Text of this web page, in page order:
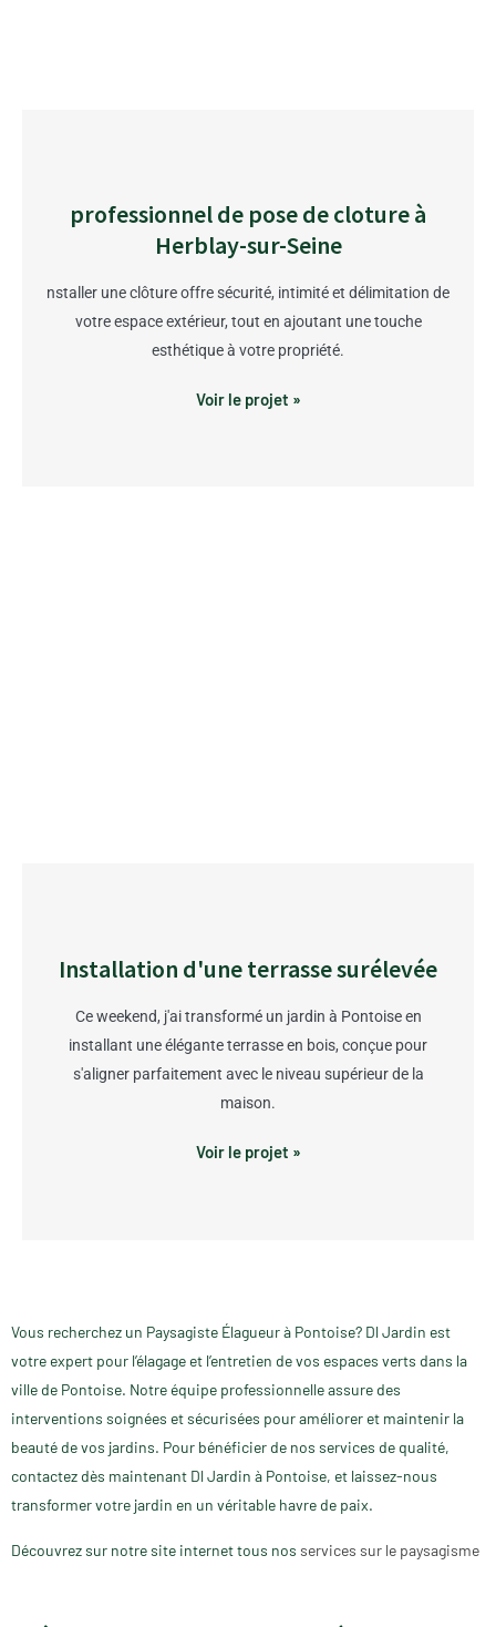
professionnel de pose de cloture à
Herblay-sur-Seine
nstaller une clôture offre sécurité, intimité et délimitation de
votre espace extérieur, tout en ajoutant une touche
esthétique à votre propriété.
Voir le projet »
Installation d'une terrasse surélevée
Ce weekend, j'ai transformé un jardin à Pontoise en
installant une élégante terrasse en bois, conçue pour
s'aligner parfaitement avec le niveau supérieur de la
maison.
Voir le projet »
Vous recherchez un Paysagiste Élagueur à Pontoise? Dl Jardin est
votre expert pour l’élagage et l’entretien de vos espaces verts dans la
ville de Pontoise. Notre équipe professionnelle assure des
interventions soignées et sécurisées pour améliorer et maintenir la
beauté de vos jardins. Pour bénéficier de nos services de qualité,
contactez dès maintenant Dl Jardin à Pontoise, et laissez-nous
transformer votre jardin en un véritable havre de paix.
Découvrez sur notre site internet tous nos services sur le paysagisme